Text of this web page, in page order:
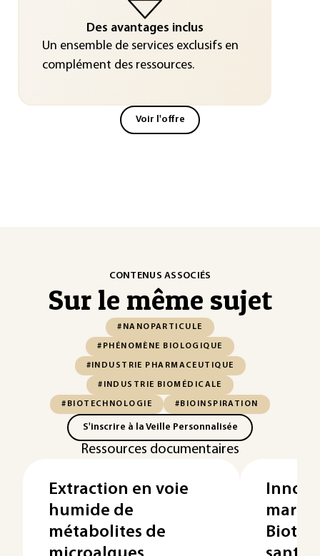
Des avantages inclus
Un ensemble de services exclusifs en
complément des ressources.
Voir l'offre
CONTENUS ASSOCIÉS
Sur le même sujet
#NANOPARTICULE
#PHÉNOMÈNE BIOLOGIQUE
#INDUSTRIE PHARMACEUTIQUE
#INDUSTRIE BIOMÉDICALE
#BIOTECHNOLOGIE #BIOINSPIRATION
S'inscrire à la Veille Personnalisée
Ressources documentaires
Extraction en voie
humide de
métabolites de